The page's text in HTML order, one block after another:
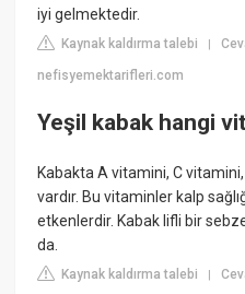
iyi gelmektedir.
Kaynak kaldırma talebi |
nefisyemektarifleri.com
Yeşil kabak hangi
Kabakta A vitamini, C
vardır. Bu vitaminler kalp
etkenlerdir. Kabak lifli bir
da.
Kaynak kaldırma talebi |